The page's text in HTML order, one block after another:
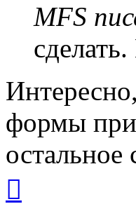
MFS
формы при
началу